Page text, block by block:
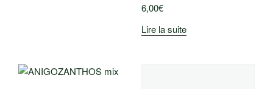
6,00€
Lire la suite